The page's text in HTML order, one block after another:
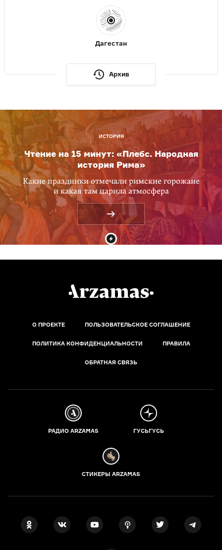
Дагестан
Архив
ИСТОРИЯ
Чтение на 15 минут: «Плебс. Народная
история Рима»
Какие праздники отмечали римские горожане
и какая там царила атмосфера
О ПРОЕКТЕ ПОЛЬЗОВАТЕЛЬСКОЕ СОГЛАШЕНИЕ
ПОЛИТИКА КОНФИДЕНЦИАЛЬНОСТИ ПРАВИЛА
ОБРАТНАЯ СВЯЗЬ
РАДИО ARZAMAS ГУСЬГУСЬ
СТИКЕРЫ ARZAMAS